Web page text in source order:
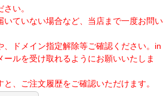
い。
いていない場合など、当店まで一度お問い
ドメイン指定解除等ご確認ください。 in
ールを受け取れるようにお願いいたしま
、ご注文履歴をご確認いただけます。